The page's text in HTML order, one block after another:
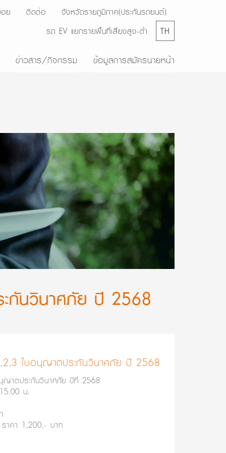
ย ติดต่อ
จังหวัดรายภูมิภาค(ประกันรถยนต์)
รถ EV แยกรายพื้นที่เสี่ยงสูง-ต่ำ
TH
ข่าวสาร/กิจกรรม ข้อมูลการสมัครนายหน้า
กันวินาศภัย ปี 2568
ใบอนุญาตประกันวินาศภัย ปี 2568
าตประกันวินาศภัย ปีที่ 2568
น.
าคา 1,200.- บาท